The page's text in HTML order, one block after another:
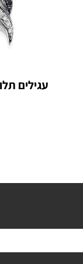
עגילים